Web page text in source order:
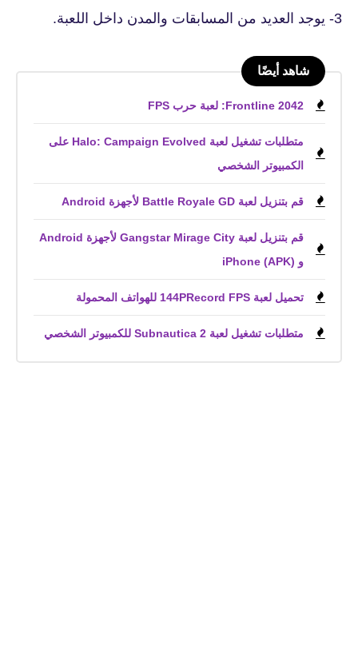
3- يوجد العديد من المسابقات والمدن داخل اللعبة.
شاهد أيضًا
Frontline 2042: لعبة حرب FPS
متطلبات تشغيل لعبة Halo: Campaign Evolved على
الكمبيوتر الشخصي
قم بتنزيل لعبة Battle Royale GD لأجهزة Android
قم بتنزيل لعبة Gangstar Mirage City لأجهزة Android
و iPhone (APK)
تحميل لعبة 144PRecord FPS للهواتف المحمولة
متطلبات تشغيل لعبة Subnautica 2 للكمبيوتر الشخصي